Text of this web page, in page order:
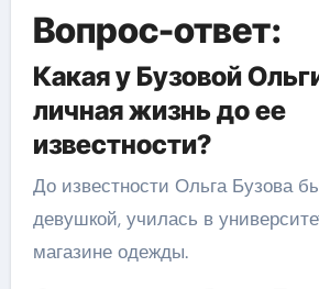
Вопрос-ответ:
Какая у Бузовой
личная жизнь до ее
известности?
До известности Ольга Бузова
девушкой, училась в
магазине одежды.